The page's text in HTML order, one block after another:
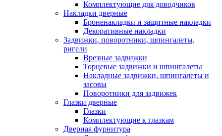
Комплектующие для доводчиков
Накладки дверные
Броненакладки и защитные накладки
Декоративные накладки
Задвижки, поворотники, шпингалеты,
ригели
Врезные задвижки
Торцевые задвижки и шпингалеты
Накладные задвижки, шпингалеты и
засовы
Поворотники для задвижек
Глазки дверные
Глазки
Комплектующие к глазкам
Дверная фурнитура